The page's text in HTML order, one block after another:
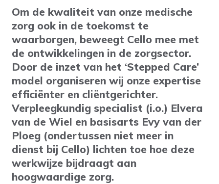
Voor verwijzers
Over Cello
werkenbijcello.nl
contact
Veelgebruikte zoektermen
Woonvormen Zorgaanbod
Om de kwaliteit van onze medische
zorg ook in de toekomst te
waarborgen, beweegt Cello mee met
de ontwikkelingen in de zorgsector.
Door de inzet van het ‘Stepped Care’
model organiseren wij onze expertise
efficiënter en cliëntgerichter.
Verpleegkundig specialist (i.o.) Elvera
van de Wiel en basisarts Evy van der
Ploeg (ondertussen niet meer in
dienst bij Cello) lichten toe hoe deze
werkwijze bijdraagt aan
hoogwaardige zorg.